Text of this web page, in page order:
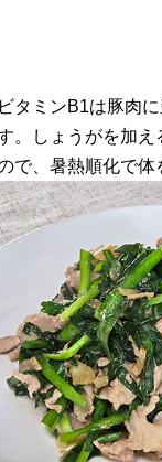
タミンB1は豚肉
。しょうがを加
で、暑熱順化で体